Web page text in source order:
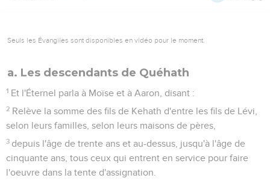
Seuls les Évangiles sont disponibles en vidéo pour le moment.
a. Les descendants de Quéhath
1 Et l'Éternel parla à Moïse et à Aaron, disant :
2 Relève la somme des fils de Kehath d'entre les fils de Lévi,
selon leurs familles, selon leurs maisons de pères,
3 depuis l'âge de trente ans et au-dessus, jusqu'à l'âge de
cinquante ans, tous ceux qui entrent en service pour faire
l'oeuvre dans la tente d'assignation.